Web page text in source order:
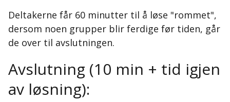
Deltakerne får 60 minutter til å løse "rommet",
dersom noen grupper blir ferdige før tiden, går
de over til avslutningen.
Avslutning (10 min + tid igjen
av løsning):